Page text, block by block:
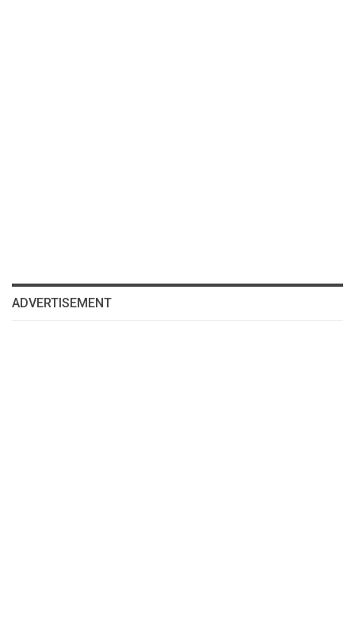
ADVERTISEMENT